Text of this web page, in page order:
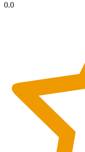
0.0